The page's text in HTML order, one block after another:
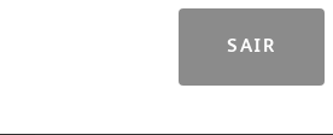
foram realizados em 6, 12, 26 e 52
SAIR